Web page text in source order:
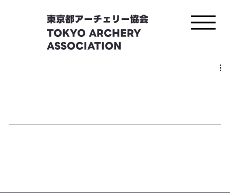
東京都アーチェリー協会
TOKYO ARCHERY
ASSOCIATION